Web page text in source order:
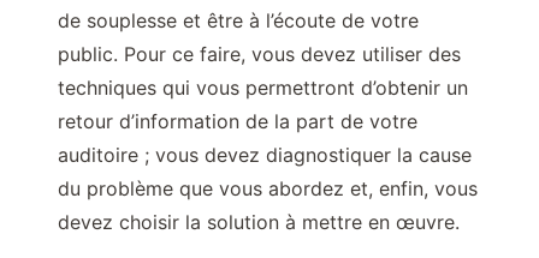
de souplesse et être à l’écoute de votre
public. Pour ce faire, vous devez utiliser des
techniques qui vous permettront d’obtenir un
retour d’information de la part de votre
auditoire ; vous devez diagnostiquer la cause
du problème que vous abordez et, enfin, vous
devez choisir la solution à mettre en œuvre.